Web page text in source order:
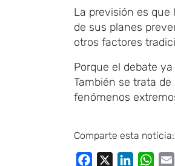
La previsión es
de sus planes
otros factores
Porque el debate
También se trata
fenómenos
Comparte esta noticia:
Facebook LinkedIn